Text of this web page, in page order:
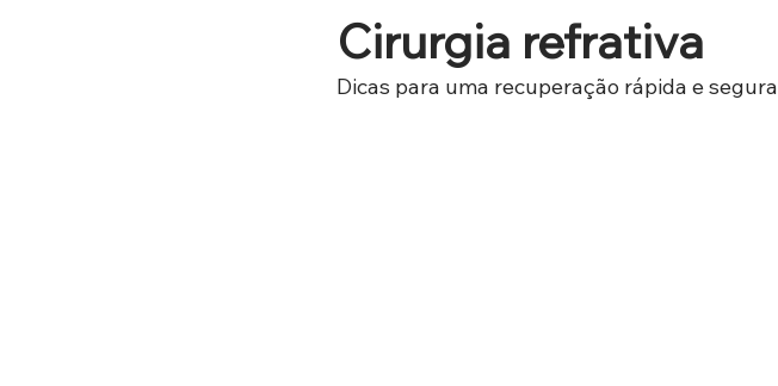
Cirurgia refrativa
Dicas para uma recuperação rápida e segura